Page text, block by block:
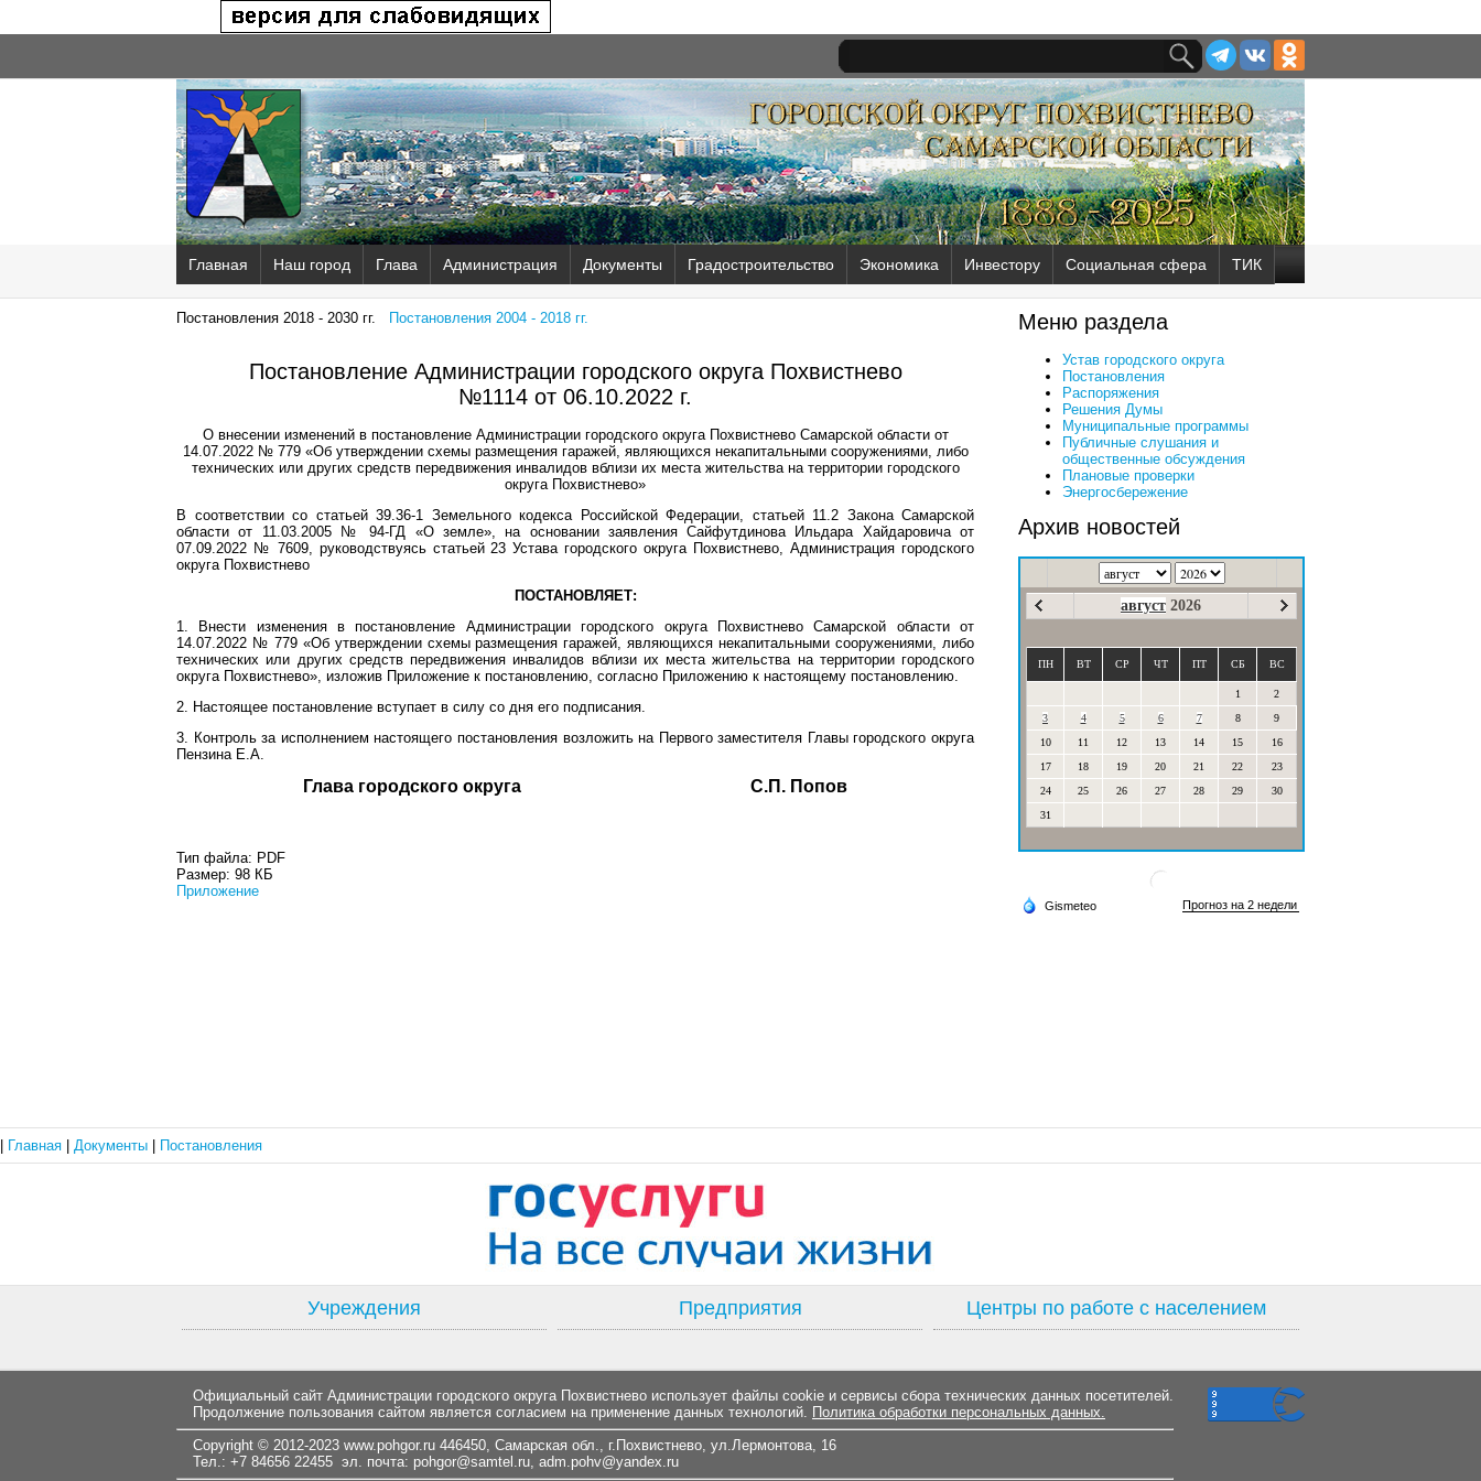
Главная Наш город Глава Администрация Документы Градостроительство Экономика Инвестору Социальная сфера ТИК
Постановления 2018 - 2030 гг. Постановления 2004 - 2018 гг.
Постановление Администрации городского округа Похвистнево
№1114 от 06.10.2022 г.
О внесении изменений в постановление Администрации городского округа Похвистнево Самарской области от
14.07.2022 № 779 «Об утверждении схемы размещения гаражей, являющихся некапитальными сооружениями, либо
технических или других средств передвижения инвалидов вблизи их места жительства на территории городского
округа Похвистнево»
В соответствии со статьей 39.36-1 Земельного кодекса Российской Федерации, статьей 11.2 Закона Самарской
области от 11.03.2005 № 94-ГД «О земле», на основании заявления Сайфутдинова Ильдара Хайдаровича от
07.09.2022 № 7609, руководствуясь статьей 23 Устава городского округа Похвистнево, Администрация городского
округа Похвистнево
ПОСТАНОВЛЯЕТ:
1. Внести изменения в постановление Администрации городского округа Похвистнево Самарской области от
14.07.2022 № 779 «Об утверждении схемы размещения гаражей, являющихся некапитальными сооружениями, либо
технических или других средств передвижения инвалидов вблизи их места жительства на территории городского
округа Похвистнево», изложив Приложение к постановлению, согласно Приложению к настоящему постановлению.
2. Настоящее постановление вступает в силу со дня его подписания.
3. Контроль за исполнением настоящего постановления возложить на Первого заместителя Главы городского округа
Пензина Е.А.
Глава городского округа С.П. Попов
Тип файла: PDF
Размер: 98 КБ
Приложение
Меню раздела
Устав городского округа
Постановления
Распоряжения
Решения Думы
Муниципальные программы
Публичные слушания и
общественные обсуждения
Плановые проверки
Энергосбережение
Архив новостей
август 2026
ПН ВТ СР ЧТ ПТ СБ ВС
1
2
3
4 5 6 7 8
9
10
11 12 13 14 15
16
17
18 19 20 21 22
23
24
25 26 27 28 29
30
31
Главная Документы Постановления
Учреждения Предприятия Центры по работе с населением
Официальный сайт Администрации городского округа Похвистнево использует файлы cookie и сервисы сбора технических данных посетителей.
Продолжение пользования сайтом является согласием на применение данных технологий. Политика обработки персональных данных.
Copyright © 2012-2023 www.pohgor.ru 446450, Самарская обл., г.Похвистнево, ул.Лермонтова, 16
Тел.: +7 84656 22455 эл. почта: pohgor@samtel.ru, adm.pohv@yandex.ru